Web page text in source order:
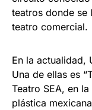
teatros donde se
teatro comercial.
En la actualidad,
Una de ellas es
Teatro SEA, en
plástica